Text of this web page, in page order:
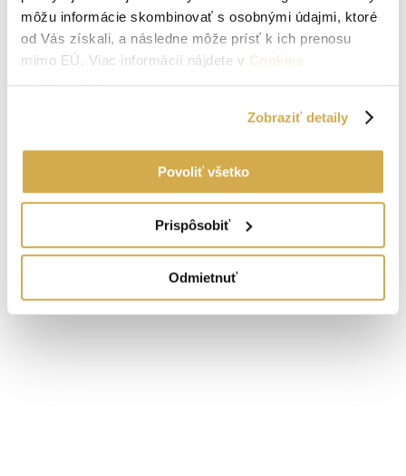
môžu informácie skombinovať s osobnými údajmi, ktoré
od Vás získali, a následne môže prísť k ich prenosu
mimo EÚ. Viac informácií nájdete v Cookies
podmienkach.
Zobraziť detaily
Povoliť všetko
Prispôsobiť
Odmietnuť